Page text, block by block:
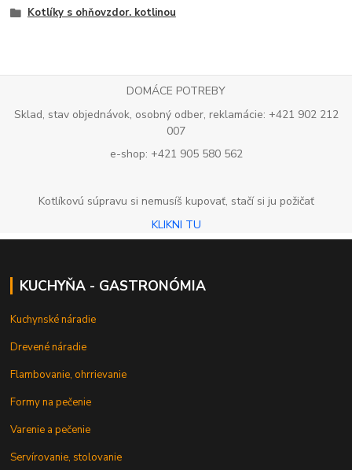
Kotlíky s ohňovzdor. kotlinou
DOMÁCE POTREBY
Sklad, stav objednávok, osobný odber, reklamácie: +421 902 212
007
e-shop: +421 905 580 562
Kotlíkovú súpravu si nemusíš kupovať, stačí si ju požičať
KLIKNI TU
KUCHYŇA - GASTRONÓMIA
Kuchynské náradie
Drevené náradie
Flambovanie, ohrrievanie
Formy na pečenie
Varenie a pečenie
Servírovanie, stolovanie